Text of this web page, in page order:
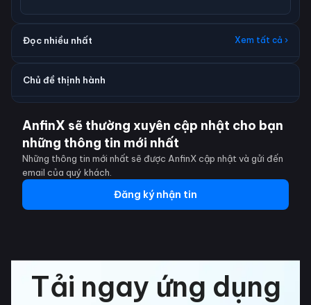
Đọc nhiều nhất Xem tất cả ›
Chủ đề thịnh hành
AnfinX sẽ thường xuyên cập nhật cho bạn
những thông tin mới nhất
Những thông tin mới nhất sẽ được AnfinX cập nhật và gửi đến
email của quý khách.
Đăng ký nhận tin
Tải ngay ứng dụng